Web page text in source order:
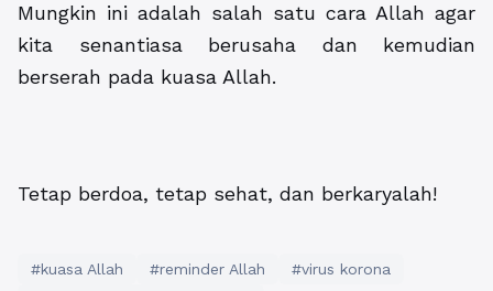
Mungkin ini adalah salah satu cara Allah agar
kita senantiasa berusaha dan kemudian
berserah pada kuasa Allah.
Tetap berdoa, tetap sehat, dan berkaryalah!
#kuasa Allah #reminder Allah
#virus korona